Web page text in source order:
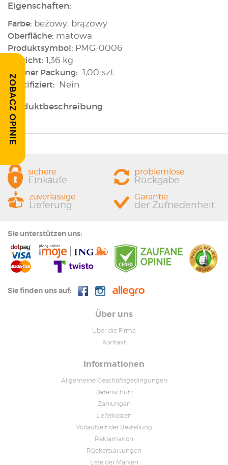
Eigenschaften:
Farbe: beżowy, brązowy
Oberfläche: matowa
Produktsymbol: PMG-0006
Gewicht: 1,36 kg
In einer Packung: 1,00 szt.
Rektifiziert: Nein
Produktbeschreibung
ZOBACZ OPINIE
sichere
Einkäufe
problemlose
Rückgabe
zuverlässige
Lieferung
Garantie
der Zufriedenheit
Sie unterstützen uns:
Sie finden uns auf:
Über uns
Über die Firma
Kontakt
Informationen
Allgemeine Geschäftsgedingungen
Datenschutz
Zahlungen
Lieferkosten
Vorlaufzeit der Bestellung
Reklamation
Rückerstattungen
Liste der Marken